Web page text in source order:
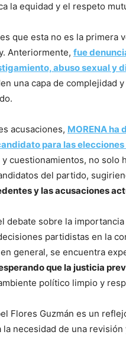
la equidad y el respeto
que esta no es la primera
Anteriormente, fue
abuso sexual y
una capa de complejidad
acusaciones, MORENA ha
para las
cuestionamientos, no solo
del partido,
y las acusaciones
debate sobre la
partidistas en la
general, se encuentra
que la justicia
político limpio y
Flores Guzmán es un
la necesidad de una